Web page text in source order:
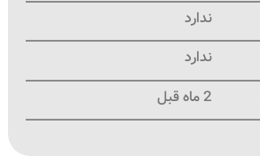
ندارد
ندارد
2 ماه قبل